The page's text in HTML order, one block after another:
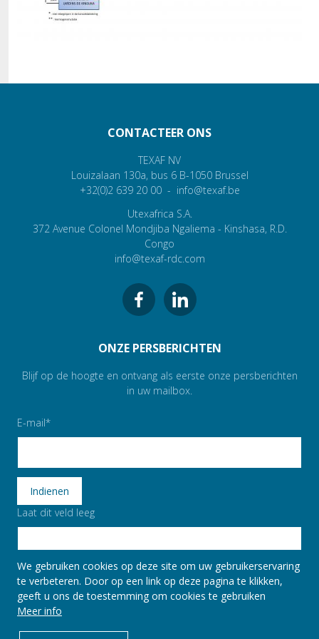
CONTACTEER ONS
TEXAF NV
Louizalaan 130a, bus 6 B-1050 Brussel
+32(0)2 639 20 00
info@texaf.be
Utexafrica S.A.
372 Avenue Colonel Mondjiba Ngaliema - Kinshasa, R.D.
Congo
info@texaf-rdc.com
ONZE PERSBERICHTEN
Blijf op de hoogte en ontvang als eerste onze persberichten
in uw mailbox.
E-mail
Laat dit veld leeg
© Texaf, 2011-2026
PAGE
We gebruiken cookies op deze site om uw gebruikerservaring
te verbeteren. Door op een link op deze pagina te klikken,
geeft u ons de toestemming om cookies te gebruiken
Meer info